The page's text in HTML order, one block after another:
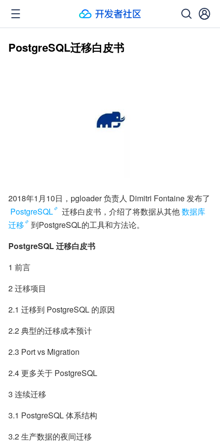
PostgreSQL迁移白皮书
2018年1月10日，pgloader 负责人 Dimitri Fontaine 发布了
PostgreSQL
迁移白皮书，介绍了将数据从其他数据库
迁移
到PostgreSQL的工具和方法论。
PostgreSQL 迁移白皮书
1 前言
2 迁移项目
2.1 迁移到 PostgreSQL 的原因
2.2 典型的迁移成本预计
2.3 Port vs Migration
2.4 更多关于 PostgreSQL
3 连续迁移
3.1 PostgreSQL 体系结构
3.2 生产数据的夜间迁移